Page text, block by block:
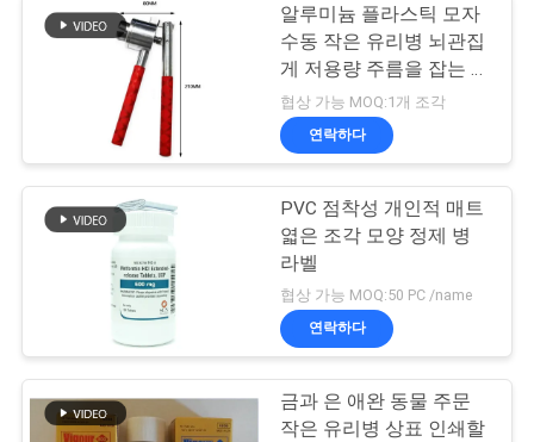
여
관
알루미늄 플라스틱 모자
수동 작은 유리병 뇌관집
게 저용량 주름을 잡는 가
동
협상 가능 MOQ:1개 조각
연락하다
PVC 점착성 개인적 매트
엷은 조각 모양 정제 병
라벨
협상 가능 MOQ:50 PC /name
연락하다
금과 은 애완 동물 주문
작은 유리병 상표 인쇄할